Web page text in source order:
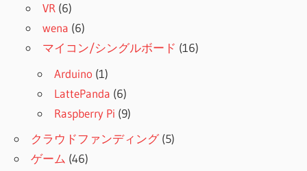
VR (6)
wena (6)
マイコン/シングルボード (16)
Arduino (1)
LattePanda (6)
Raspberry Pi (9)
クラウドファンディング(5)
ゲーム (46)